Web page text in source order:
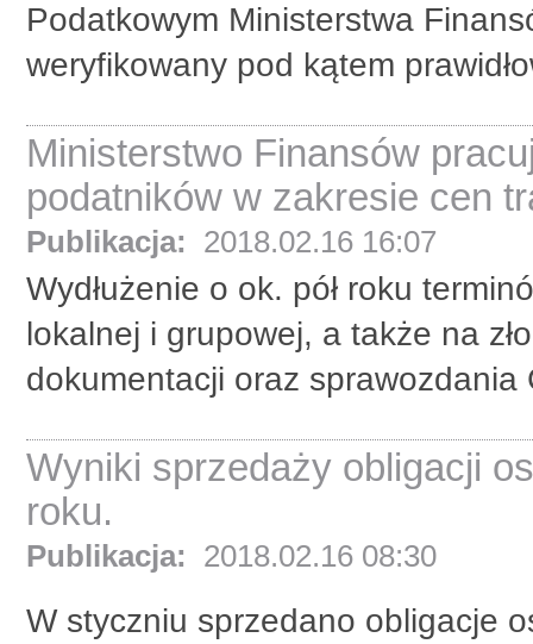
Podatkowym Ministerstwa
weryfikowany pod kątem
Ministerstwo Finansów
podatników w zakresie cen
Publikacja: 2018.02.16 16:07
Wydłużenie o ok. pół roku
lokalnej i grupowej, a także na
dokumentacji oraz sprawozdania
Wyniki sprzedaży obligacji
roku.
Publikacja: 2018.02.16 08:30
W styczniu sprzedano obligacje